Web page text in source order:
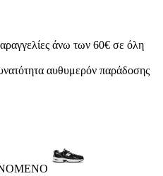
άνω των 60€ σε όλη
αυθυμερόν παράδοσης